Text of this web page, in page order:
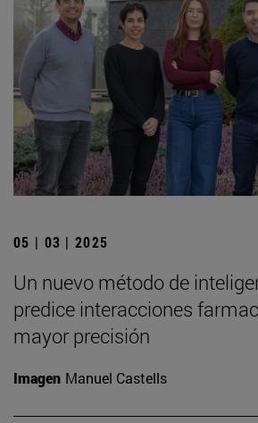
05 | 03 | 2025
Un nuevo método de
predice interacciones
mayor precisión
Imagen Manuel Castells